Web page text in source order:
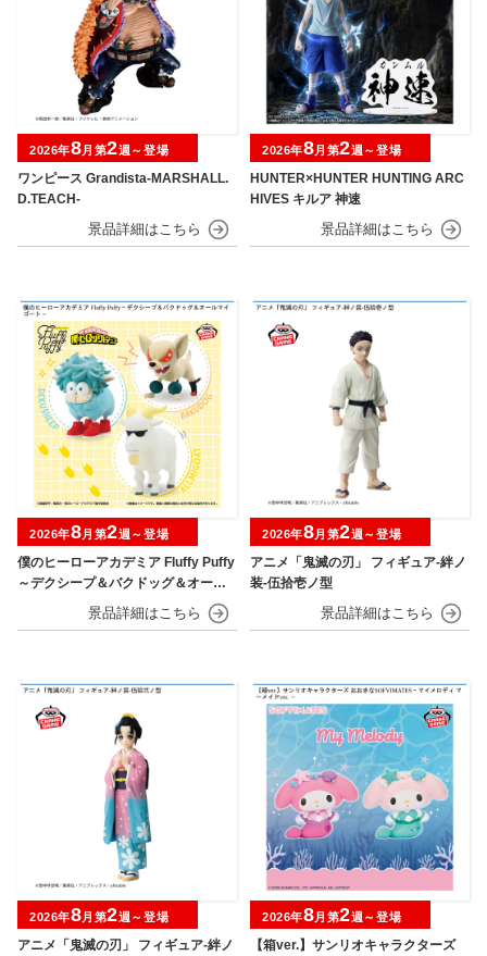
ワンピース Grandista-MARSHALL.
D.TEACH-
2026年8月第2週～登場
HUNTER×HUNTER HUNTING ARC
HIVES キルア 神速
2026年8月第2週～登場
僕のヒーローアカデミア Fluffy Puffy
～デクシープ＆バクドッグ＆オール
マイゴート～
2026年8月第2週～登場
アニメ「鬼滅の刃」 フィギュア-絆ノ
装-伍拾壱ノ型
2026年8月第2週～登場
アニメ「鬼滅の刃」 フィギュア-絆ノ
2026年8月第2週～登場
【箱ver.】サンリオキャラクターズ
2026年8月第2週～登場